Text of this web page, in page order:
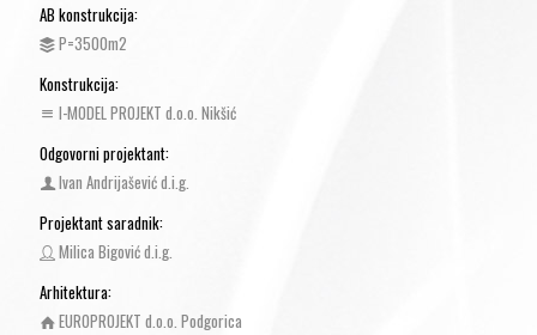
AB konstrukcija:
P=3500m2
Konstrukcija:
I-MODEL PROJEKT d.o.o. Nikšić
Odgovorni projektant:
Ivan Andrijašević d.i.g.
Projektant saradnik:
Milica Bigović d.i.g.
Arhitektura:
EUROPROJEKT d.o.o. Podgorica